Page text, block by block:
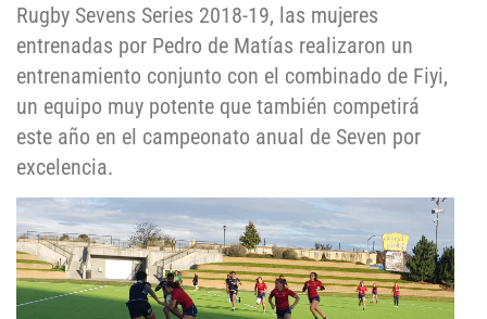
Rugby Sevens Series 2018-19, las mujeres
entrenadas por Pedro de Matías realizaron un
entrenamiento conjunto con el combinado de Fiyi,
un equipo muy potente que también competirá
este año en el campeonato anual de Seven por
excelencia.